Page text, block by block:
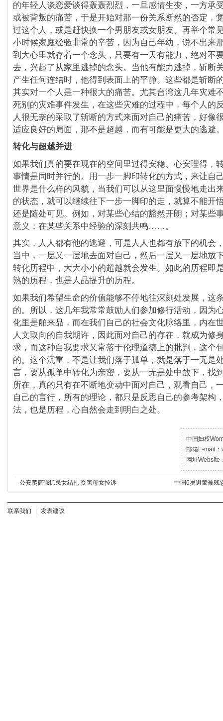
的年轻人谈恋爱谈得轰轰烈烈，一旦感情生变，一方承
或被背叛的痛苦，于是开始对那一份关系断然的否定，
过这个人，或是赶快换一个男朋友或女朋友。再举个常
小时候家庭经验非常的辛苦，因为自己年幼，说不出来
到大心里就存着一个念头，只要有一天有能力，绝对不
去，兴起了从家里逃掉的念头。当他有能力逃掉，斩断
产生任何连结时，他得到表面上的平静。这些都是斩断
其实对一个人是一种很大的痛苦。尤其台湾这几年灾难
死别的灾难事件发生，在这些灾难的过程中，每个人的
人很无奈的采取了斩断的方式来面对自己的痛苦，好像
适应良好的局面，那不是超越，而有可能是更大的逃避
转化与超越并进
如果我们真的要在现在的空间里过得安稳、心安理得，
事情是同时并行的。用一步一脚印转化的方式，来让自
世界是什么样的风貌，当我们可以从这里面慢慢地走出
的状态，就可以继续往下一步一脚印的走，就算不能开
还是随处可见。例如，对某些心结的豁然开朗；对某些
意义；在某些关系中经验的深刻共鸣……。
其实，人人都有他的逃避，可是人人也都有放下的机会
当中，一层又一层地去面对自己，然后一层又一层地放
转化历程中，大大小小的超越就会发生。如此的历程即
熟的历程，也是人品提升的历程。
如果我们希望生命的价值能够不停地往深刻处发展，这
的。所以，这几年我常常鼓励人们参加修行活动，因为
化里是舶来品，而在我们自己的社会文化脉络里，内在
人文取向的自我期许，因此面对自己的存在，就成为修
求，而这种自我要求又常落于伦理道德上的批判，这个
的。这个沉重，不是让我们落于孤单，就是落于一无是
言，要从孤单中转化为亲密，要从一无是处中放下，找
所在，真的只有在不断地变动中面对自己，观看自己，
自己的言行，所有的理论，都只是反思自己的参考架构
法，也是历程，心自然会走到明白之处。
中国妇权
邮箱E-mail
网址Website
公安爬窗强抓民女结扎 受害母女控诉 中国6岁男童被残
联系我们 | 发表建议